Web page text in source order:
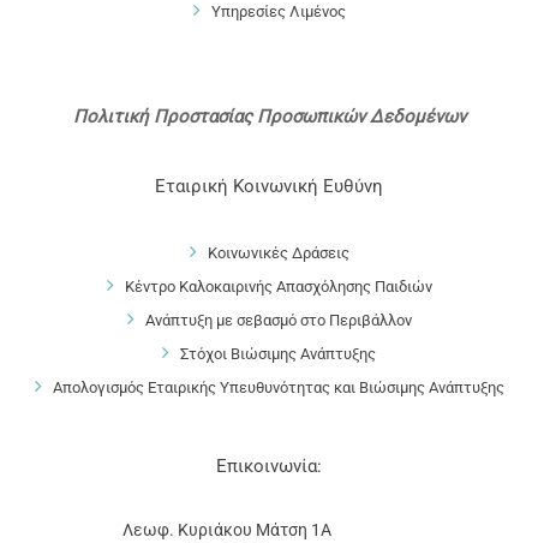
Υπηρεσίες Λιμένος
Πολιτική Προστασίας Προσωπικών Δεδομένων
Εταιρική Κοινωνική Ευθύνη
Κοινωνικές Δράσεις
Κέντρο Καλοκαιρινής Απασχόλησης Παιδιών
Ανάπτυξη με σεβασμό στο Περιβάλλον
Στόχοι Βιώσιμης Ανάπτυξης
Απολογισμός Εταιρικής Υπευθυνότητας και Βιώσιμης Ανάπτυξης
Επικοινωνία:
Λεωφ. Κυριάκου Μάτση 1Α